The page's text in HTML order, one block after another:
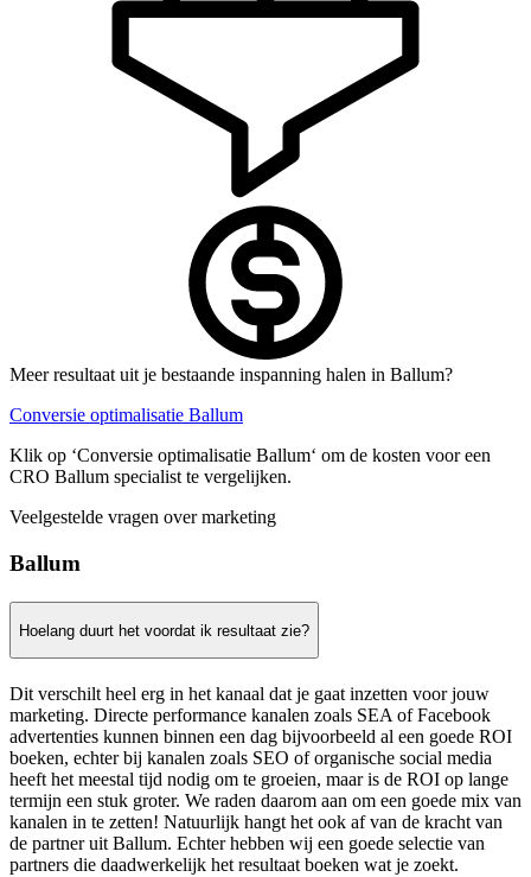
Meer resultaat uit je bestaande inspanning halen in Ballum?
Conversie optimalisatie Ballum
Klik op ‘Conversie optimalisatie Ballum‘ om de kosten voor een
CRO Ballum specialist te vergelijken.
Veelgestelde vragen over marketing
Ballum
Hoelang duurt het voordat ik resultaat zie?
Dit verschilt heel erg in het kanaal dat je gaat inzetten voor jouw
marketing. Directe performance kanalen zoals SEA of Facebook
advertenties kunnen binnen een dag bijvoorbeeld al een goede ROI
boeken, echter bij kanalen zoals SEO of organische social media
heeft het meestal tijd nodig om te groeien, maar is de ROI op lange
termijn een stuk groter. We raden daarom aan om een goede mix van
kanalen in te zetten! Natuurlijk hangt het ook af van de kracht van
de partner uit Ballum. Echter hebben wij een goede selectie van
partners die daadwerkelijk het resultaat boeken wat je zoekt.